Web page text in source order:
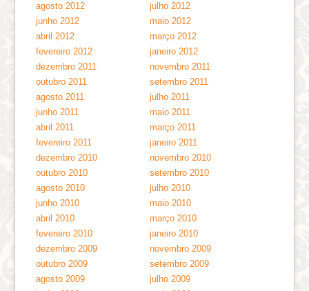
agosto 2012
julho 2012
junho 2012
maio 2012
abril 2012
março 2012
fevereiro 2012
janeiro 2012
dezembro 2011
novembro 2011
outubro 2011
setembro 2011
agosto 2011
julho 2011
junho 2011
maio 2011
abril 2011
março 2011
fevereiro 2011
janeiro 2011
dezembro 2010
novembro 2010
outubro 2010
setembro 2010
agosto 2010
julho 2010
junho 2010
maio 2010
abril 2010
março 2010
fevereiro 2010
janeiro 2010
dezembro 2009
novembro 2009
outubro 2009
setembro 2009
agosto 2009
julho 2009